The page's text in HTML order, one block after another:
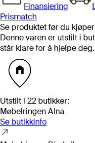
Finansiering
Prismatch
Se produktet før du kjøper
Denne varen er utstilt i
står klare for å hjelpe deg.
Utstilt i 22 butikker:
Møbelringen Alna
Se butikkinfo